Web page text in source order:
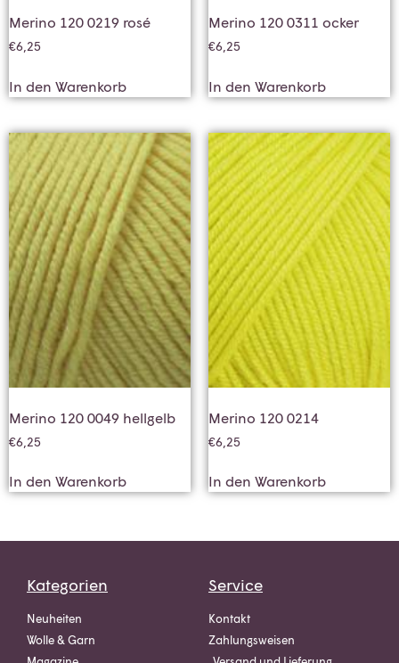
Merino 120 0219 rosé
€6,25
In den Warenkorb
Merino 120 0311 ocker
€6,25
In den Warenkorb
Merino 120 0049 hellgelb
€6,25
In den Warenkorb
Merino 120 0214
€6,25
In den Warenkorb
Kategorien
Neuheiten
Wolle & Garn
Service
Kontakt
Zahlungsweisen